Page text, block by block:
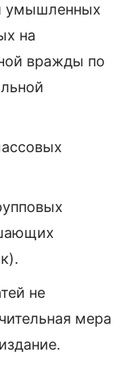
умышленных
на
вражды по
не
мера